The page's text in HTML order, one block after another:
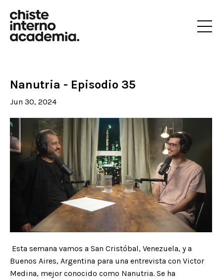
Nanutria - Episodio 35
Jun 30, 2024
Esta semana vamos a San Cristóbal, Venezuela, y a
Buenos Aires, Argentina para una entrevista con Victor
Medina, mejor conocido como Nanutria. Se ha